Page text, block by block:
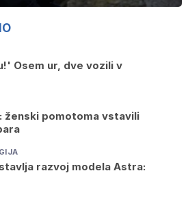
Osem ur, dve vozili v
ženski pomotoma vstavili
razvoj modela Astra: